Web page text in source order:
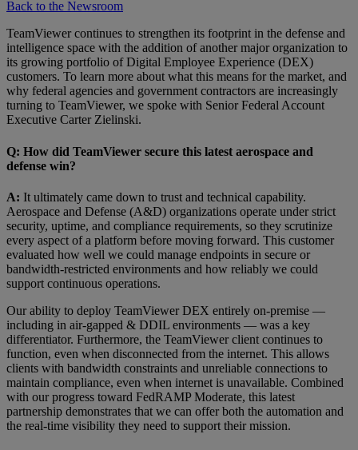
Back to the Newsroom
TeamViewer continues to strengthen its footprint in the defense and
intelligence space with the addition of another major organization to
its growing portfolio of Digital Employee Experience (DEX)
customers. To learn more about what this means for the market, and
why federal agencies and government contractors are increasingly
turning to TeamViewer, we spoke with Senior Federal Account
Executive Carter Zielinski.
Q: How did TeamViewer secure this latest aerospace and
defense win?
A: It ultimately came down to trust and technical capability.
Aerospace and Defense (A&D) organizations operate under strict
security, uptime, and compliance requirements, so they scrutinize
every aspect of a platform before moving forward. This customer
evaluated how well we could manage endpoints in secure or
bandwidth-restricted environments and how reliably we could
support continuous operations.
Our ability to deploy TeamViewer DEX entirely on-premise —
including in air-gapped & DDIL environments — was a key
differentiator. Furthermore, the TeamViewer client continues to
function, even when disconnected from the internet. This allows
clients with bandwidth constraints and unreliable connections to
maintain compliance, even when internet is unavailable. Combined
with our progress toward FedRAMP Moderate, this latest
partnership demonstrates that we can offer both the automation and
the real-time visibility they need to support their mission.